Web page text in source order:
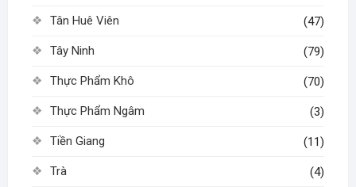
Tân Huê Viên (47)
Tây Ninh (79)
Thực Phẩm Khô (70)
Thực Phẩm Ngâm (3)
Tiền Giang (11)
Trà (4)